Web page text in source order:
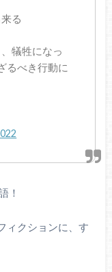
る
犠牲になっ
るべき行動に
！
ィクションに、す